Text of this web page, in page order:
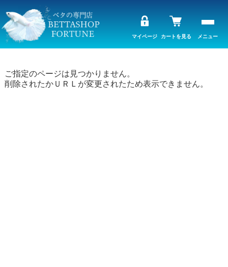
メニュー
カートを見る
マイページ
ご指定のページは見つかりません。
削除されたかＵＲＬが変更されたため表示できません。